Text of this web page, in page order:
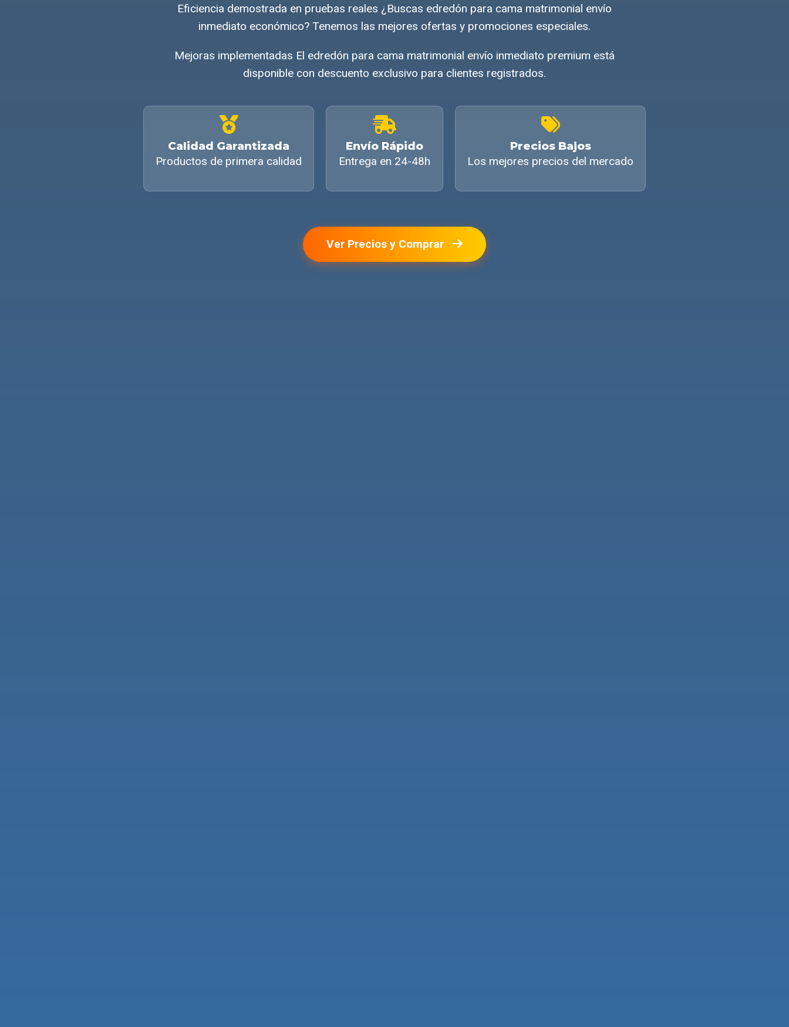
Eficiencia demostrada en pruebas reales ¿Buscas edredón para cama matrimonial envío
inmediato económico? Tenemos las mejores ofertas y promociones especiales.
Mejoras implementadas El edredón para cama matrimonial envío inmediato premium está
disponible con descuento exclusivo para clientes registrados.
Calidad Garantizada
Productos de primera calidad
Envío Rápido
Entrega en 24-48h
Precios Bajos
Los mejores precios del mercado
Ver Precios y Comprar